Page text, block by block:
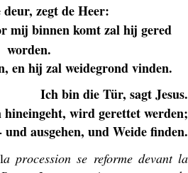
zegt de Heer:
mij binnen komt zal hij gered
worden.
en hij zal weidegrond vinden.
Ich bin die Tür, sagt Jesus.
wird gerettet werden;
ausgehen, und Weide finden.
a procession se reforme devant la